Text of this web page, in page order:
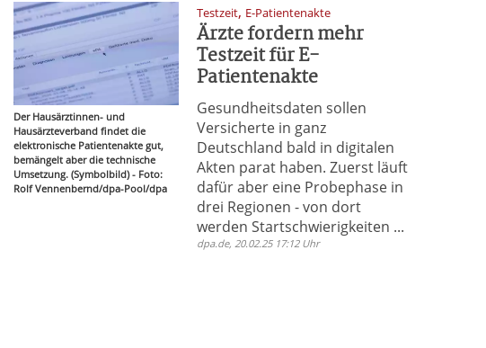
Der Hausärztinnen- und
Hausärzteverband findet die
elektronische Patientenakte gut,
bemängelt aber die technische
Umsetzung. (Symbolbild) - Foto:
Rolf Vennenbernd/dpa-Pool/dpa
Testzeit, E-Patientenakte
Ärzte fordern mehr
Testzeit für E-
Patientenakte
Gesundheitsdaten sollen
Versicherte in ganz
Deutschland bald in digitalen
Akten parat haben. Zuerst läuft
dafür aber eine Probephase in
drei Regionen - von dort
werden Startschwierigkeiten ...
dpa.de, 20.02.25 17:12 Uhr